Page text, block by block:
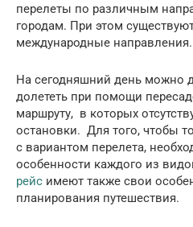
перелеты по различным
городам. При этом
международные направления.
На сегодняшний день можно
долететь при помощи
маршруту, в которых
остановки. Для того, чтобы
с вариантом перелета,
особенности каждого из
рейс имеют также свои
планирования путешествия.